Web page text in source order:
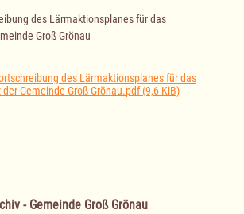
des Lärmaktionsplanes für das
Groß Grönau
des Lärmaktionsplanes für das
Gemeinde Groß Grönau.pdf(9,6 KiB)
- Gemeinde Groß Grönau